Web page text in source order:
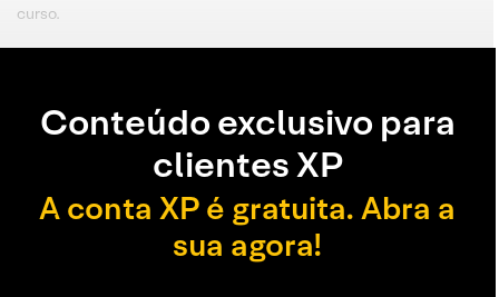
curso.
Conteúdo exclusivo para
clientes XP
A conta XP é gratuita. Abra a
sua agora!